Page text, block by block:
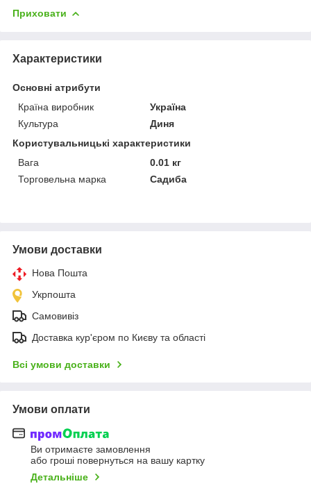
Приховати
Характеристики
Основні атрибути
Країна виробник
Україна
Культура
Диня
Користувальницькі характеристики
Вага
0.01 кг
Торговельна марка
Садиба
Умови доставки
Нова Пошта
Укрпошта
Самовивіз
Доставка кур'єром по Києву та області
Всі умови доставки
Умови оплати
Ви отримаєте замовлення
або гроші повернуться на вашу картку
Детальніше